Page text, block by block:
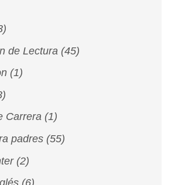
de Lectura (45)
(1)
Carrera (1)
padres (55)
(2)